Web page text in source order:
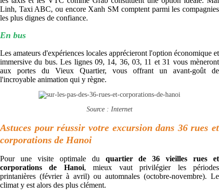
Linh, Taxi ABC, ou encore Xanh SM comptent parmi les compagnies
les plus dignes de confiance.
En bus
Les amateurs d'expériences locales apprécieront l'option économique et
immersive du bus. Les lignes 09, 14, 36, 03, 11 et 31 vous mèneront
aux portes du Vieux Quartier, vous offrant un avant-goût de
l'incroyable animation qui y règne.
Source : Internet
Astuces pour réussir votre excursion dans 36 rues et
corporations de Hanoi
Pour une visite optimale du quartier de 36 vieilles rues et
corporations de Hanoi, mieux vaut privilégier les périodes
printanières (février à avril) ou automnales (octobre-novembre). Le
climat y est alors des plus clément.